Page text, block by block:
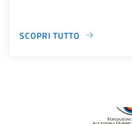
SCOPRI TUTTO